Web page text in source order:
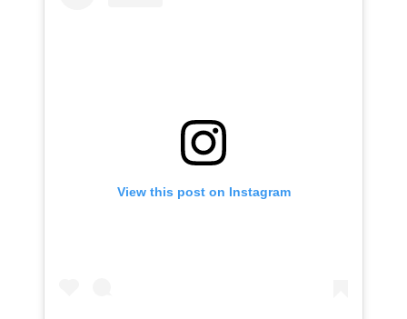
View this post on Instagram